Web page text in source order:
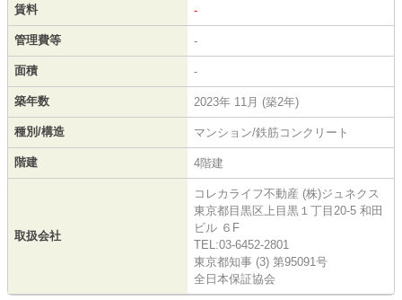
賃料 -
管理費等 -
面積 -
築年数 2023年 11月 (築2年)
種別/構造 マンション/鉄筋コンクリート
階建 4階建
取扱会社
コレカライフ不動産 (株)ジュネクス
東京都目黒区上目黒１丁目20-5 和田
ビル ６F
TEL:03-6452-2801
東京都知事 (3) 第95091号
全日本保証協会